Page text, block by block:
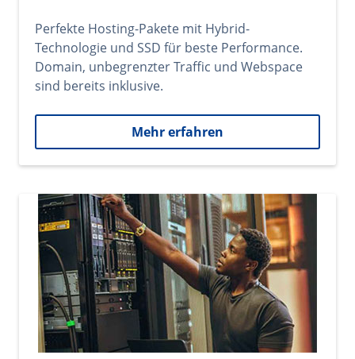
Perfekte Hosting-Pakete mit Hybrid-
Technologie und SSD für beste Performance.
Domain, unbegrenzter Traffic und Webspace
sind bereits inklusive.
Mehr erfahren